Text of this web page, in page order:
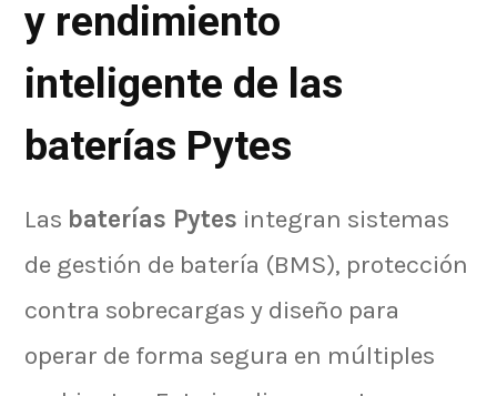
y rendimiento
inteligente de las
baterías Pytes
Las baterías Pytes integran sistemas
de gestión de batería (BMS), protección
contra sobrecargas y diseño para
operar de forma segura en múltiples